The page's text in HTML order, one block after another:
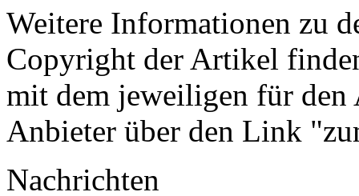
Weitere Informationen zu
Copyright der Artikel
mit dem jeweiligen für
Anbieter über den Link
Nachrichten